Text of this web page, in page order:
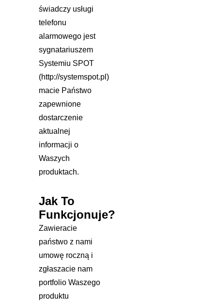
świadczy usługi
telefonu
alarmowego jest
sygnatariuszem
Systemiu SPOT
(http://systemspot.pl )
macie Państwo
zapewnione
dostarczenie
aktualnej
informacji o
Waszych
produktach.
Jak To
Funkcjonuje?
Zawieracie
państwo z nami
umowę roczną i
zgłaszacie nam
portfolio Waszego
produktu